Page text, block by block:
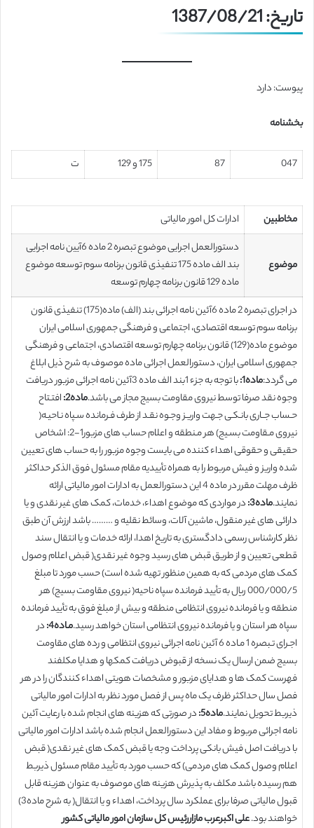
تاریخ: 1387/08/21
پیوست: دارد
بخشنامه
047
87 175 و 129 ت
مخاطبین ادارات کل امور مالیاتی
موضوع
دستورالعمل اجرایی موضوع تبصره 2 ماده 6آیین نامه اجرایی
بند الف ماده 175 تنفیذی قانون برنامه سوم توسعه موضوع
ماده 129 قانون برنامه چهارم توسعه
در اجرای تبصره 2 ماده 6آئین نامه اجرائی بند (الف) ماده(175) تنفیذی قانون
برنامه سوم توسعه اقتصادی، اجتماعی و فرهنگی جمهوری اسلامی ایران
موضوع ماده(129) قانون برنامه چهارم توسعه اقتصادی، اجتماعی و فرهنگی
جمهوری اسلامی ایران، دستورالعمل اجرائی ماده موصوف به شرح ذیل ابلاغ
می گردد:ماده1:
با توجه به جزء 1بند الف ماده 3آئین نامه اجرائی مزبور دریافت
وجوه نقد صرفا توسط نیروی مقاومت بسیج مجاز می باشد.ماده2: افتـتاح
حـساب جــاری بانـکـی جـهت واریـز وجـوه نقـد از طرف فـرمانده سـپاه نـاحیـه(
نیروی مـقاومت بسـیج) هر مـنطقه و اعلام حساب های مزبور1-2: اشخاص
حقیقی و حقوقی اهداء کننده می بایست وجوه مزبور را به حساب های تعیین
شده واریز و فیش مربوط را به همراه تأییدیه مقام مسئول فوق الذکر حداکثر
ظرف مهلت مقرر در ماده 4 این دستورالعمل به ادارات امور مالیاتی ارائه
نمایند.ماده3: در مواردی که موضوع اهداء، خدمات، کمک های غیر نقدی و یا
دارائی های غیر منقول، ماشین آلات، وسائط نقلیه و ……… باشد ارزش آن طبق
نظر کارشناس رسمی دادگستری به تاریخ اهدا، ارائه خدمات و یا انتقال سند
قطعی تعیین و از طریق قبض های رسید وجوه غیر نقدی( قبض اعلام وصول
کمک های مردمی که به همین منظور تهیه شده است) حسب مورد تا مبلغ
000/000/5 ریال به تأیید فرمانده سپاه ناحیه( نیروی مقاومت بسیج) هر
منطقه و یا فرمانده نیروی انتظامی منطقه و بیش از مبلغ فوق به تأیید فرمانده
سپاه هر استان و یا فرمانده نیروی انتظامی استان خواهد رسید.مـاده4: در
اجـرای تـبصره 1 مـاده 6 آئین نامه اجرائی نیروی انتظامی و رده های مقاومت
بسیج ضمن ارسال یک نسخه از قبوض دریافت کمکها و هدایا مکلفند
فهرست کمک ها و هدایای مزبور و مشخصات هویتی اهداء کنندگان را در هر
فصل سال حداکثر ظرف یک ماه پس از فصل مورد نظر به ادارات امور مالیاتی
ذیربط تحویل نمایند.ماده5: در صورتی که هزینه های انجام شده با رعایت آئین
نامه اجرائی مربوط و مفاد این دستورالعمل انجام شده باشد ادارات امور مالیاتی
با دریافت اصل فیش بانکی پرداخت وجه یا قبض کمک های غیر نقدی( قبض
اعلام وصول کمک های مردمی) که حسب مورد به تأیید مقام مسئول ذیربط
هم رسیده باشد مکلف به پذیرش هزینه های موصوف به عنوان هزینه قابل
قبول مالیاتی صرفا برای عملکرد سال پرداخت، اهداء و یا انتقال( به شرح ماده3)
خواهند بود.علی اکبرعرب مازاررئیس کل سازمان امور مالیاتیکشور